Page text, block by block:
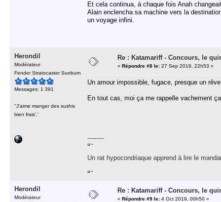
Et cela continua, à chaque fois Anah
Alain enclencha sa machine vers la
un voyage infini.
Herondil
Modérateur
Fender Stratocaster Sunburn
Messages: 1 391
''J'aime manger des sushis
bien frais'.'
Re : Katamariff - Concours, le
« Répondre #8 le: 27 Sep 2019, 22h53 »
Un amour impossible, fugace, presque un
En tout cas, moi ça me rappelle vachement
-----------
¤~
Un rat hypocondriaque apprend à lire le
¤~
Herondil
Modérateur
Re : Katamariff - Concours, le
« Répondre #9 le: 4 Oct 2019, 00h50 »